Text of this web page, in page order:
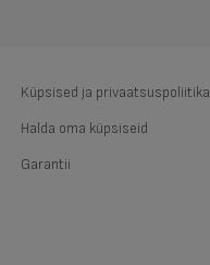
Küpsised ja privaatsuspoliitika
Halda oma küpsiseid
Garantii